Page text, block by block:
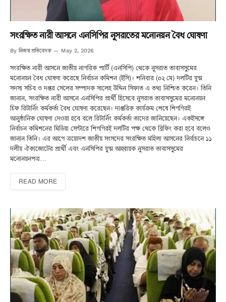
সংরক্ষিত নারী আসনে এনসিপির নুসরাতের মনোনয়ন বৈধ ঘোষণা
By নিজস্ব প্রতিবেদক May 2, 2026
সংরক্ষিত নারী আসনে জাতীয় নাগরিক পার্টি (এনসিপি) থেকে নুসরাত তাবাসসুমের
মনোনয়ন বৈধ ঘোষণা করেছে নির্বাচন কমিশন (ইসি)। শনিবার (০২ মে) দলটির যুগ্ম
সদস্য সচিব ও দপ্তর সেলের সম্পাদক সালেহ উদ্দিন সিফাত এ তথ্য নিশ্চিত করেন। তিনি
জানান, সংরক্ষিত নারী আসনে এনসিপির প্রার্থী হিসেবে নুসরাত তাবাসসুমের মনোনয়ন
চিফ রিটার্নিং কর্মকর্তা বৈধ ঘোষণা করেছেন। দাপ্তরিক কার্যক্রম শেষে শিগগিরই
আনুষ্ঠানিক ঘোষণা দেওয়া হবে বলে রিটার্নিং কর্মকর্তা তাদের জানিয়েছেন। একইসঙ্গে
নির্বাচন কমিশনের মিডিয়া সেন্টারে শিগগিরই দলটির পক্ষ থেকে ব্রিফিং করা হবে বলেও
জানান তিনি। এর আগে ত্রয়োদশ জাতীয় সংসদের সংরক্ষিত মহিলা আসনের নির্বাচনে ১১
দলীয় ঐক্যজোটের প্রার্থী এবং এনসিপির যুগ্ম আহ্বায়ক নুসরাত তাবাসসুমের
মনোনয়নপত্র…
READ MORE